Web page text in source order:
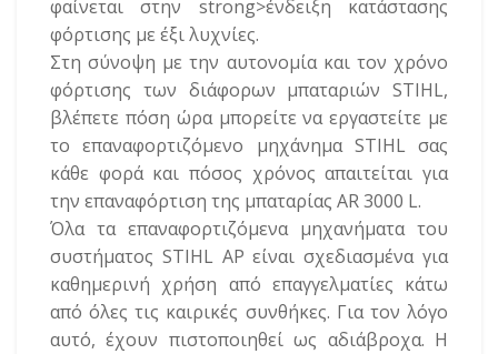
φαίνεται στην strong>ένδειξη κατάστασης
φόρτισης με έξι λυχνίες.
Στη σύνοψη με την αυτονομία και τον χρόνο
φόρτισης των διάφορων μπαταριών STIHL,
βλέπετε πόση ώρα μπορείτε να εργαστείτε με
το επαναφορτιζόμενο μηχάνημα STIHL σας
κάθε φορά και πόσος χρόνος απαιτείται για
την επαναφόρτιση της μπαταρίας AR 3000 L.
Όλα τα επαναφορτιζόμενα μηχανήματα του
συστήματος STIHL AP είναι σχεδιασμένα για
καθημερινή χρήση από επαγγελματίες κάτω
από όλες τις καιρικές συνθήκες. Για τον λόγο
αυτό, έχουν πιστοποιηθεί ως αδιάβροχα. Η